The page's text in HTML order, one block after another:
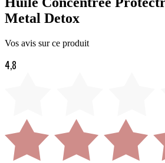
Metal Detox
Vos avis sur ce produit
4,8